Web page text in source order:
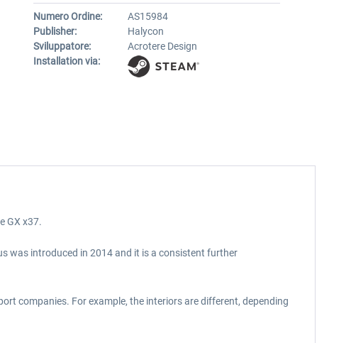
Numero Ordine:
AS15984
Publisher:
Halycon
Sviluppatore:
Acrotere Design
Installation via:
GX x37.
was introduced in 2014 and it is a consistent further
companies. For example, the interiors are different, depending